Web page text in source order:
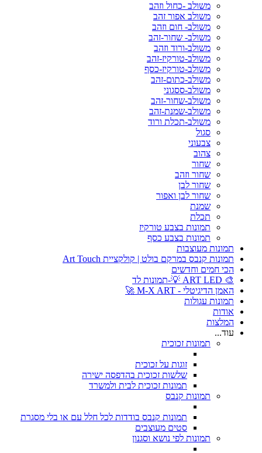
משולב -כחול וזהב
משולב אפור זהב
משולב- חום וזהב
משולב- שחור-זהב
משולב-ורוד וזהב
משולב-טורקיז-זהב
משולב-טורקיז-כסף
משולב-כתום-זהב
משולב-ססגוני
משולב-שחור-זהב
משולב-שמנת-זהב
משולב-תכלת ורוד
סגול
צבעוני
צהוב
שחור
שחור וזהב
שחור לבן
שחור לבן ואפור
שמנת
תכלת
תמונות בצבע טורקיז
תמונות בצבע כסף
תמונות מעוצבות
תמונות קנבס במרקם בולט | קולקציית Art Touch
הכי חמים וחדשים
🎨 ART LED 💡-תמונות לד
האמן הדיגיטלי - M-X ART 🚀
תמונות עגולות
אודות
המלצות
עוד...
תמונות זכוכית
זוגות על זכוכית
שלשות זכוכית בהדפסה ישירה
תמונות זכוכית לבית ולמשרד
תמונות קנבס
תמונות קנבס בודדות לכל חלל עם או בלי מסגרת
סטים מעוצבים
תמונות לפי נושא וסגנון